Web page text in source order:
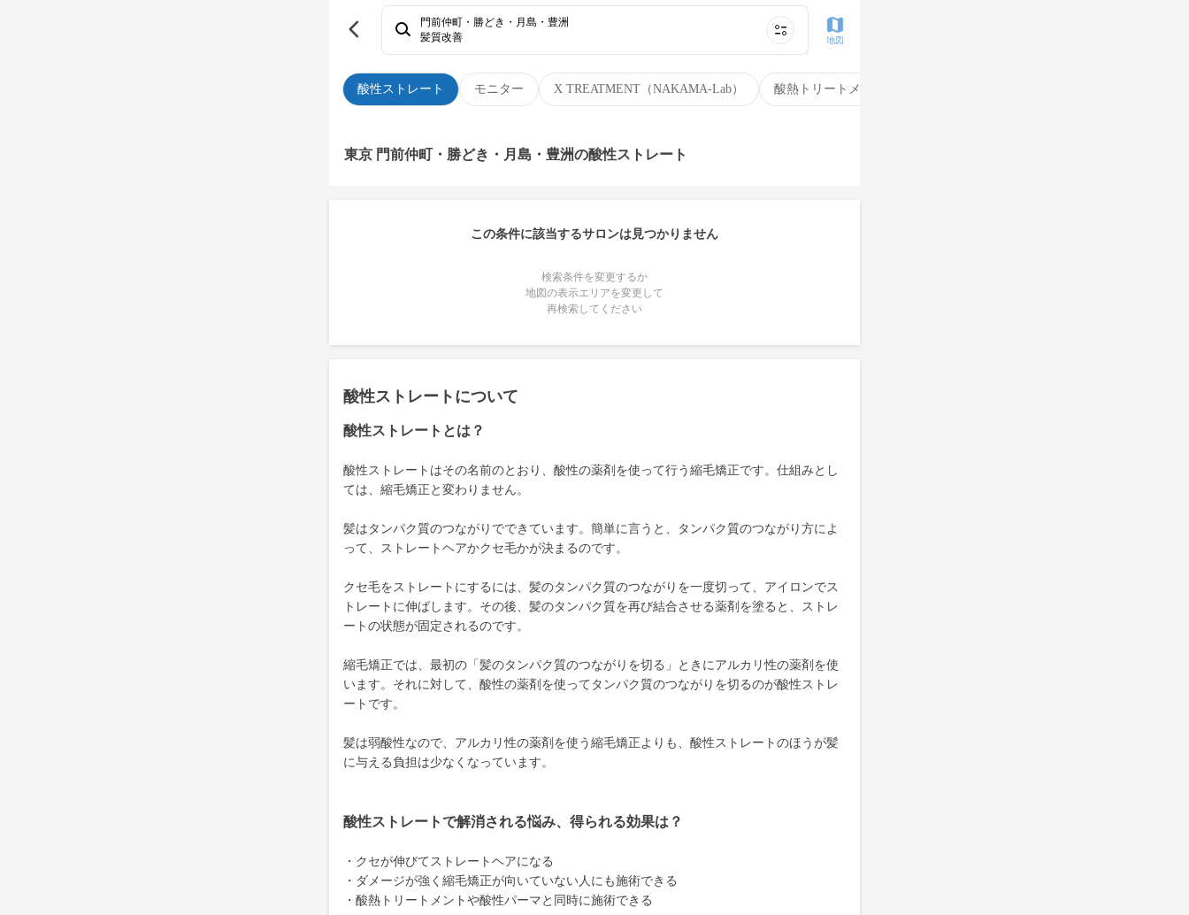
酸性ストレート モニター X TREATMENT（NAKAMA-Lab） 酸熱トリートメント
門前仲町・勝どき・月島・豊洲
髪質改善
地図
東京 門前仲町・勝どき・月島・豊洲の酸性ストレート
この条件に該当するサロンは見つかりません
検索条件を変更するか
地図の表示エリアを変更して
再検索してください
酸性ストレートについて
酸性ストレートとは？
酸性ストレートはその名前のとおり、酸性の薬剤を使って行う縮毛矯正です。仕組みとし
ては、縮毛矯正と変わりません。
髪はタンパク質のつながりでできています。簡単に言うと、タンパク質のつながり方によ
って、ストレートヘアかクセ毛かが決まるのです。
クセ毛をストレートにするには、髪のタンパク質のつながりを一度切って、アイロンでス
トレートに伸ばします。その後、髪のタンパク質を再び結合させる薬剤を塗ると、ストレ
ートの状態が固定されるのです。
縮毛矯正では、最初の「髪のタンパク質のつながりを切る」ときにアルカリ性の薬剤を使
います。それに対して、酸性の薬剤を使ってタンパク質のつながりを切るのが酸性ストレ
ートです。
髪は弱酸性なので、アルカリ性の薬剤を使う縮毛矯正よりも、酸性ストレートのほうが髪
に与える負担は少なくなっています。
酸性ストレートで解消される悩み、得られる効果は？
・クセが伸びてストレートヘアになる
・ダメージが強く縮毛矯正が向いていない人にも施術できる
・酸熱トリートメントや酸性パーマと同時に施術できる